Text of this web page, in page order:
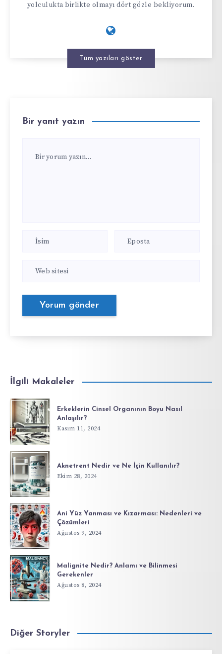
yolculukta birlikte olmayı dört gözle bekliyorum.
Tüm yazıları göster
Bir yanıt yazın
İlgili Makaleler
Erkeklerin Cinsel Organının Boyu Nasıl
Anlaşılır?
Kasım 11, 2024
Aknetrent Nedir ve Ne İçin Kullanılır?
Ekim 28, 2024
Ani Yüz Yanması ve Kızarması: Nedenleri ve
Çözümleri
Ağustos 9, 2024
Malignite Nedir? Anlamı ve Bilinmesi
Gerekenler
Ağustos 8, 2024
Diğer Storyler